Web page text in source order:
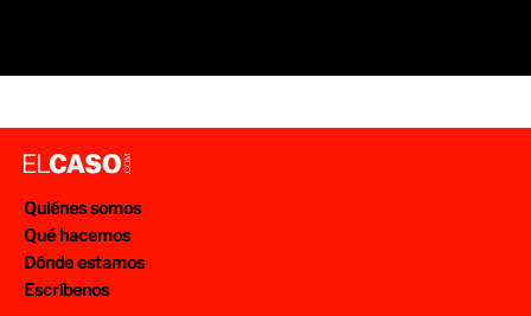
Quiénes somos
Qué hacemos
Dónde estamos
Escríbenos